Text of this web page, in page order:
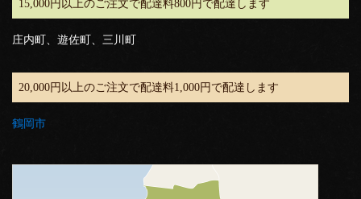
15,000円以上のご注文で配達料800円で配達します
庄内町、遊佐町、三川町
20,000円以上のご注文で配達料1,000円で配達します
鶴岡市